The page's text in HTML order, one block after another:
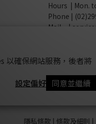
以確保網站服務，後者將
設定偏好 同意並繼續
Hours | Mon.
Phone |
Mail |
新北
(非實體店
隱私條款 | 條款及細則 |